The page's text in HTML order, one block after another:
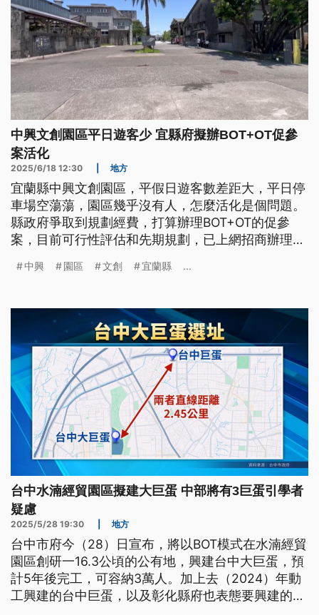
中興文創園區平日遊客少 宜縣府擬辦BOT+OT促參
案活化
2025/6/18 12:30 地方
宜蘭縣中興文創園區，平假日遊客數差距大，平日停
車場空蕩蕩，園區幾乎沒有人，怎麼活化是個問題。
縣政府爭取到規劃經費，打算辦理BOT+OT的促參
案，目前可行性評估和先期規劃，已上網招商辦理。
大巨蛋。
中興 園區 文創 宜蘭縣 ...
台中水湳經貿園區擬建大巨蛋 中部將有3巨蛋引學者
疑慮
2025/5/28 19:30 地方
台中市府今（28）日宣布，將以BOT模式在水湳經貿
園區創研一16.3公頃的公有地，興建台中大巨蛋，預
計5年後完工，可容納3萬人。加上去（2024）年動
工興建的台中巨蛋，以及彰化縣府也表態要興建的巨